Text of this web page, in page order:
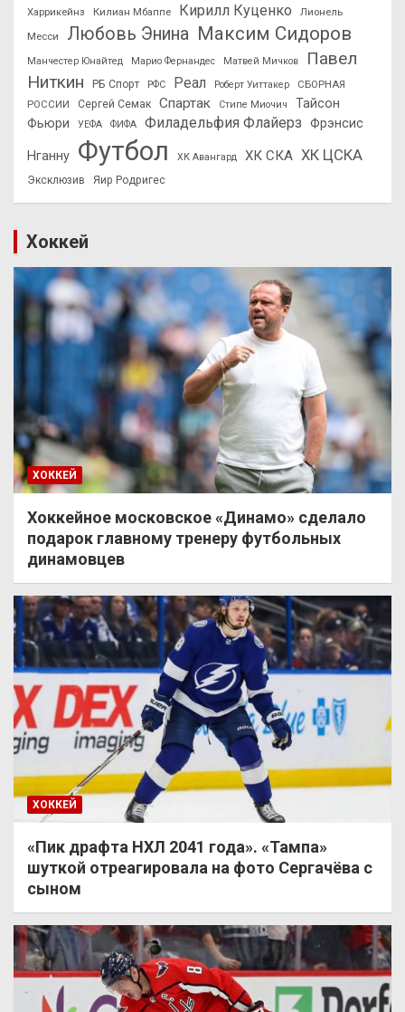
Харрикейнз
Килиан Мбаппе Кирилл Куценко
Лионель
Месси
Любовь Энина Максим Сидоров
Манчестер Юнайтед Марио Фернандес Матвей Мичков
Павел
Ниткин
РБ Спорт РФС Реал Роберт Уиттакер
СБОРНАЯ
РОССИИ
Сергей Семак Спартак Стипе Миочич
Тайсон
Фьюри
УЕФА ФИФА Филадельфия Флайерз Фрэнсис
Нганну Футбол ХК Авангард ХК СКА ХК ЦСКА
Эксклюзив Яир Родригес
Хоккей
ХОККЕЙ
Хоккейное московское «Динамо» сделало
подарок главному тренеру футбольных
динамовцев
ХОККЕЙ
«Пик драфта НХЛ 2041 года». «Тампа»
шуткой отреагировала на фото Сергачёва с
сыном